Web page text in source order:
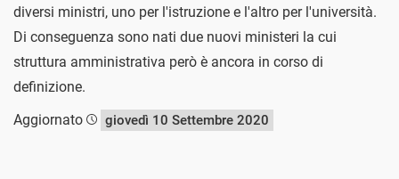
diversi ministri, uno per l'istruzione e l'altro per l'università.
Di conseguenza sono nati due nuovi ministeri la cui
struttura amministrativa però è ancora in corso di
definizione.
Aggiornato
giovedì 10 Settembre 2020